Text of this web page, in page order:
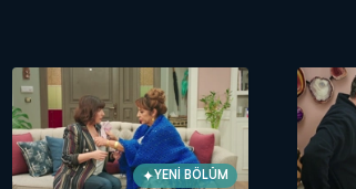
YENİ BÖLÜM